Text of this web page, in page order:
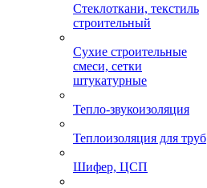
Стеклоткани, текстиль
строительный
Сухие строительные
смеси, сетки
штукатурные
Тепло-звукоизоляция
Теплоизоляция для труб
Шифер, ЦСП